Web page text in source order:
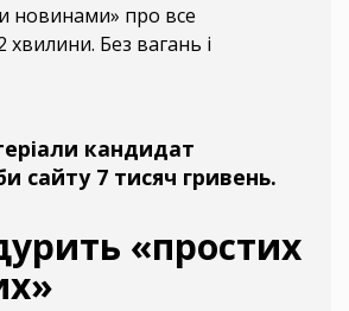
новинами» про все
Без вагань і
кандидат
сайту 7 тисяч гривень.
«простих